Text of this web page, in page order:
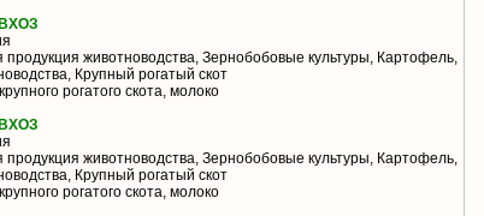
продукция животноводства, Зернобобовые культуры, Картофель,
Крупный рогатый скот
рогатого скота, молоко
продукция животноводства, Зернобобовые культуры, Картофель,
Крупный рогатый скот
рогатого скота, молоко